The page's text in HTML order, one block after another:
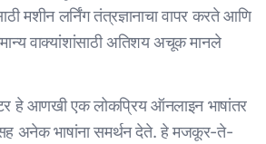
मशीन लर्निंग तंत्रज्ञानाचा वापर करते आणि
वाक्यांशांसाठी अतिशय अचूक मानले
हे आणखी एक लोकप्रिय ऑनलाइन भाषांतर
अनेक भाषांना समर्थन देते. हे मजकूर-ते-